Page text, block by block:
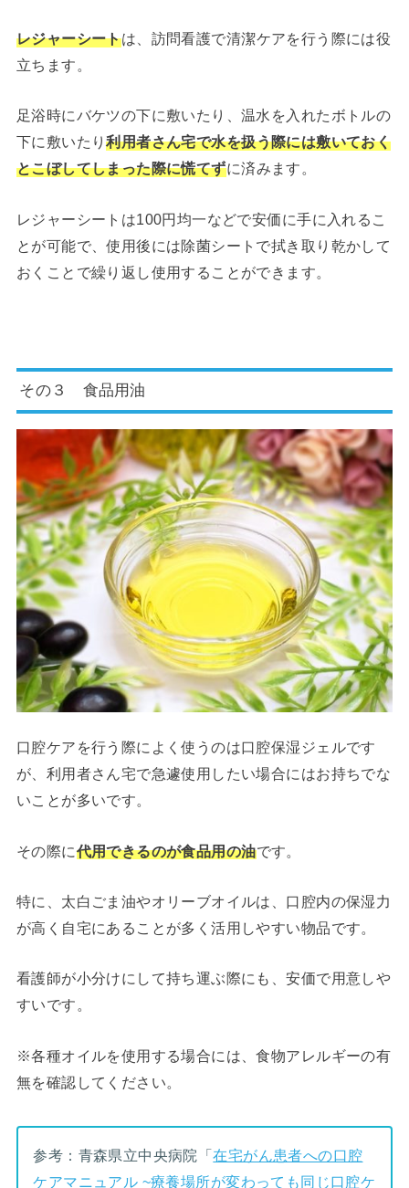
レジャーシートは、訪問看護で清潔ケアを行う際には役
立ちます。
足浴時にバケツの下に敷いたり、温水を入れたボトルの
下に敷いたり利用者さん宅で水を扱う際には敷いておく
とこぼしてしまった際に慌てずに済みます。
レジャーシートは100円均一などで安価に手に入れるこ
とが可能で、使用後には除菌シートで拭き取り乾かして
おくことで繰り返し使用することができます。
その３ 食品用油
口腔ケアを行う際によく使うのは口腔保湿ジェルです
が、利用者さん宅で急遽使用したい場合にはお持ちでな
いことが多いです。
その際に代用できるのが食品用の油です。
特に、太白ごま油やオリーブオイルは、口腔内の保湿力
が高く自宅にあることが多く活用しやすい物品です。
看護師が小分けにして持ち運ぶ際にも、安価で用意しや
すいです。
※各種オイルを使用する場合には、食物アレルギーの有
無を確認してください。
参考：青森県立中央病院「在宅がん患者への口腔
ケアマニュアル ~療養場所が変わっても同じ口腔ケ